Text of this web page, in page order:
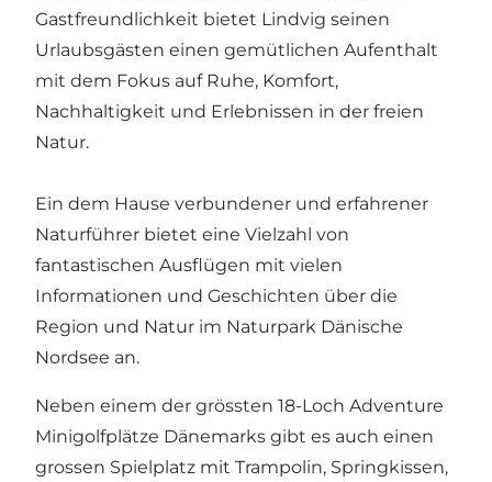
Gastfreundlichkeit bietet Lindvig seinen
Urlaubsgästen einen gemütlichen Aufenthalt
mit dem Fokus auf Ruhe, Komfort,
Nachhaltigkeit und Erlebnissen in der freien
Natur.
Ein dem Hause verbundener und erfahrener
Naturführer bietet eine Vielzahl von
fantastischen Ausflügen mit vielen
Informationen und Geschichten über die
Region und Natur im Naturpark Dänische
Nordsee an.
Neben einem der grössten 18-Loch Adventure
Minigolfplätze Dänemarks gibt es auch einen
grossen Spielplatz mit Trampolin, Springkissen,